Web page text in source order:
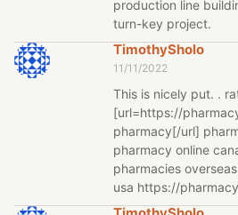
production line
turn-key project.
TimothySholo
11/11/2022
This is nicely put. .
[url=https://
pharmacy[/url]
pharmacy online
pharmacies
usa https://